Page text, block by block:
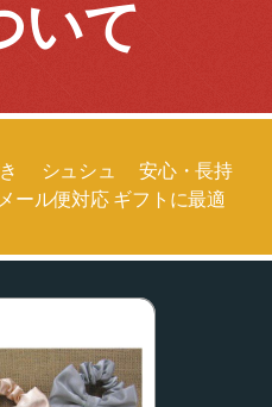
いて
き シュシュ 安心・長持
ール便対応 ギフトに最適